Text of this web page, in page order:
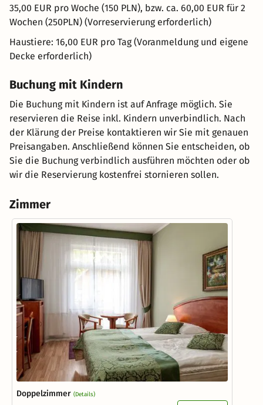
35,00 EUR pro Woche (150 PLN), bzw. ca. 60,00 EUR für 2
Wochen (250PLN) (Vorreservierung erforderlich)
Haustiere: 16,00 EUR pro Tag (Voranmeldung und eigene
Decke erforderlich)
Buchung mit Kindern
Die Buchung mit Kindern ist auf Anfrage möglich. Sie
reservieren die Reise inkl. Kindern unverbindlich. Nach
der Klärung der Preise kontaktieren wir Sie mit genauen
Preisangaben. Anschließend können Sie entscheiden, ob
Sie die Buchung verbindlich ausführen möchten oder ob
wir die Reservierung kostenfrei stornieren sollen.
Zimmer
Doppelzimmer (Details)